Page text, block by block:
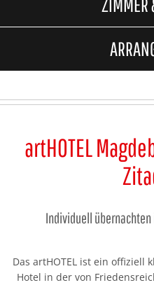
ZIMMER
artHOTEL
Individuell übernachten
Das artHOTEL ist ein offiziell
Hotel in der von